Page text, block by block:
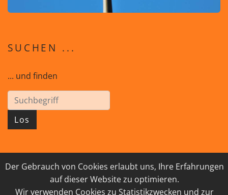
Der Gebrauch von Cookies erlaubt uns, Ihre Erfahrungen
auf dieser Website zu optimieren.
Wir verwenden Cookies zu Statistikzwecken und zur
SUCHEN ...
... und finden
Los
© 2026 GEISTreich - Diözese Innsbruck
IMPRESSUM
LINKSAMMLUNG